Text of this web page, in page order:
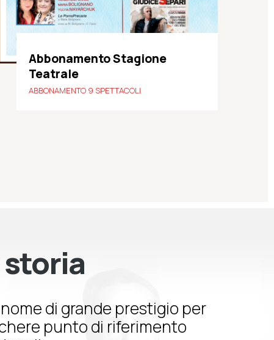
Abbonamento Stagione
Teatrale
ABBONAMENTO 9 SPETTACOLI
storia
di grande prestigio per
punto di riferimento